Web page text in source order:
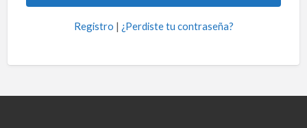
Registro | ¿Perdiste tu contraseña?